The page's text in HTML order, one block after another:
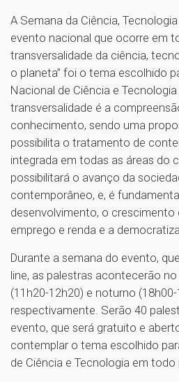
A Semana da Ciência,
evento nacional que ocorre em
transversalidade da ciência,
o planeta” foi o tema escolhido
Nacional de Ciência e Tecnologia
transversalidade é a
conhecimento, sendo uma
possibilita o tratamento de
integrada em todas as áreas do
possibilitará o avanço da
contemporâneo, e, é
desenvolvimento, o
emprego e renda e a
Durante a semana do evento,
line, as palestras acontecerão
(11h20-12h20) e noturno
respectivamente. Serão 40
evento, que será gratuito e
contemplar o tema escolhido
de Ciência e Tecnologia em todo